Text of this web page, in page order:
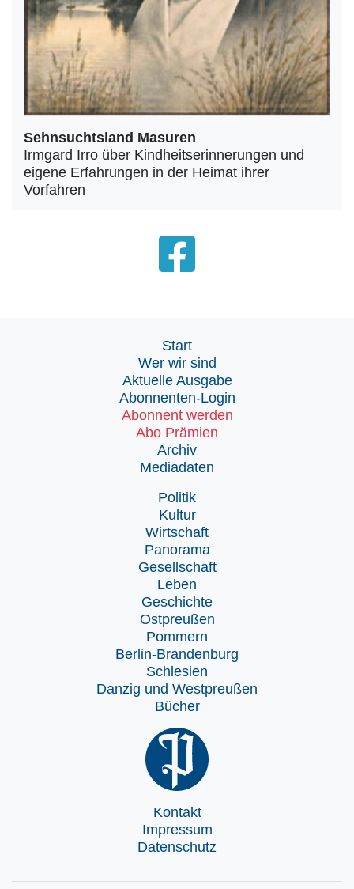
Sehnsuchtsland Masuren
Irmgard Irro über Kindheitserinnerungen und
eigene Erfahrungen in der Heimat ihrer
Vorfahren
Start
Wer wir sind
Aktuelle Ausgabe
Abonnenten-Login
Abonnent werden
Abo Prämien
Archiv
Mediadaten
Politik
Kultur
Wirtschaft
Panorama
Gesellschaft
Leben
Geschichte
Ostpreußen
Pommern
Berlin-Brandenburg
Schlesien
Danzig und Westpreußen
Bücher
Kontakt
Impressum
Datenschutz